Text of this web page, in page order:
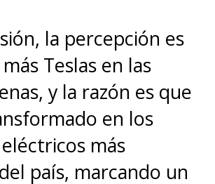
la percepción es
Teslas en las
y la razón es que
en los
más
país, marcando un